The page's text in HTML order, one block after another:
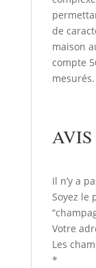
de
maison
compte
mesurés.
AVIS
Il n’y a
Soyez le
Votre
Les
*